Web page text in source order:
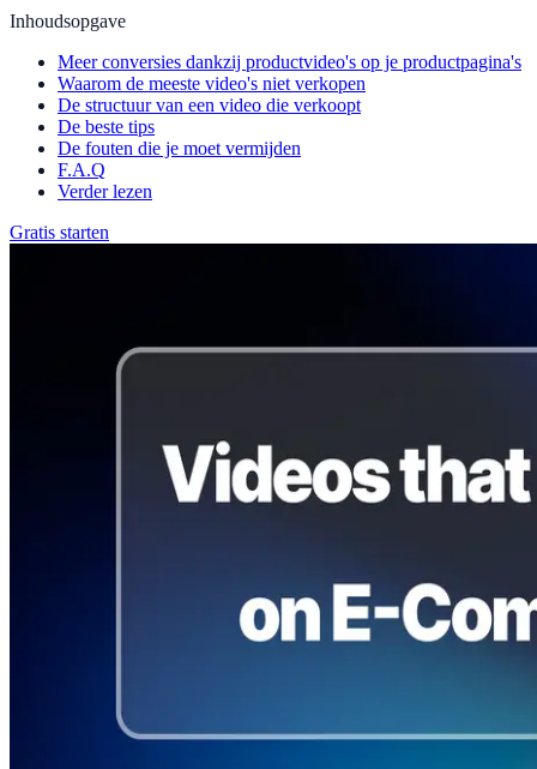
Inhoudsopgave
Meer conversies dankzij productvideo's op je productpagina's
Waarom de meeste video's niet verkopen
De structuur van een video die verkoopt
De beste tips
De fouten die je moet vermijden
F.A.Q
Verder lezen
Gratis starten